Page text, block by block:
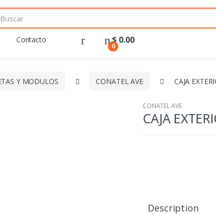
Contacto
0
$ 0.00
Y MODULOS CONATEL AVE CAJA
CONATEL AVE
CAJA
Description